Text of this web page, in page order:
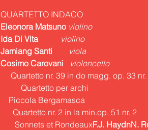
QUARTETTO INDACO
Eleonora Matsuno violino
Ida Di Vita violino
Jamiang Santi viola
Cosimo Carovani violoncello
Piccola Bergamasca
Quartetto nr. 2 in la min.op. 51 nr. 2
Sonnets et RondeauxF.J. HaydnN.